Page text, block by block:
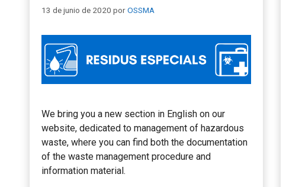
13 de junio de 2020 porOSSMA
We bring you a new section in English on our
website, dedicated to management of hazardous
waste, where you can find both the documentation
of the waste management procedure and
information material.